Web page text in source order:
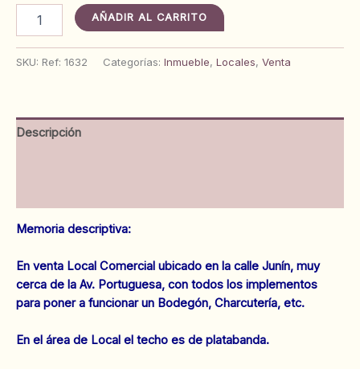
Comercial
Junín
de
Av.
AÑADIR AL CARRITO
SKU: Ref: 1632 Categorías: Inmueble, Locales, Venta
Descripción
Memoria descriptiva:
En venta Local Comercial ubicado en la calle Junín, muy
cerca de la Av. Portuguesa, con todos los implementos
para poner a funcionar un Bodegón, Charcutería, etc.
En el área de Local el techo es de platabanda.